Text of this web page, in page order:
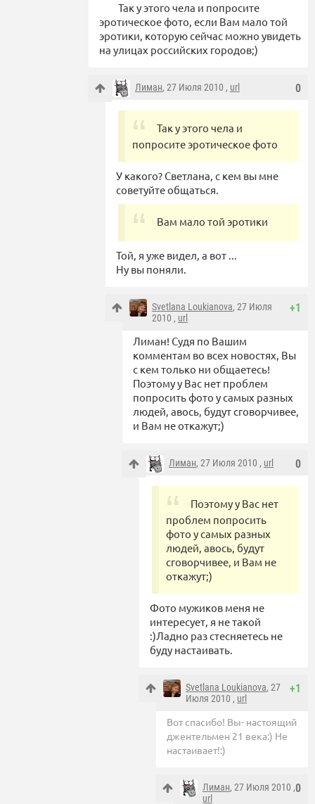
Так у этого чела и попросите
эротическое фото, если Вам мало той
эротики, которую сейчас можно увидеть
на улицах российских городов;)
0
Лиман, 27 Июля 2010 , url
Так у этого чела и
попросите эротическое фото
У какого? Светлана, с кем вы мне
советуйте общаться.
Вам мало той эротики
Той, я уже видел, а вот ...
Ну вы поняли.
+1
Svetlana Loukianova, 27 Июля
2010 , url
Лиман! Судя по Вашим
комментам во всех новостях, Вы
с кем только ни общаетесь!
Поэтому у Вас нет проблем
попросить фото у самых разных
людей, авось, будут сговорчивее,
и Вам не откажут;)
0
Лиман, 27 Июля 2010 , url
Поэтому у Вас нет
проблем попросить
фото у самых разных
людей, авось, будут
сговорчивее, и Вам не
откажут;)
Фото мужиков меня не
интересует, я не такой
:)Ладно раз стесняетесь не
буду настаивать.
+1
Svetlana Loukianova, 27
Июля 2010 , url
Вот спасибо! Вы- настоящий
джентельмен 21 века:) Не
настаивает!:)
0
Лиман, 27 Июля 2010 ,
url